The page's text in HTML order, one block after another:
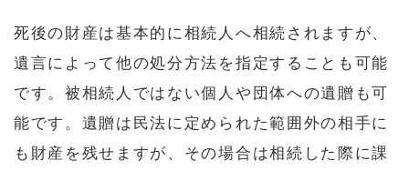
死後の財産は基本的に相続人へ相続されますが、
遺言によって他の処分方法を指定することも可能
です。被相続人ではない個人や団体への遺贈も可
能です。遺贈は民法に定められた範囲外の相手に
も財産を残せますが、その場合は相続した際に課